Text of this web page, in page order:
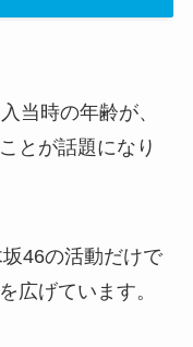
当時の年齢が、
とが話題になり
46の活動だけで
広げています。